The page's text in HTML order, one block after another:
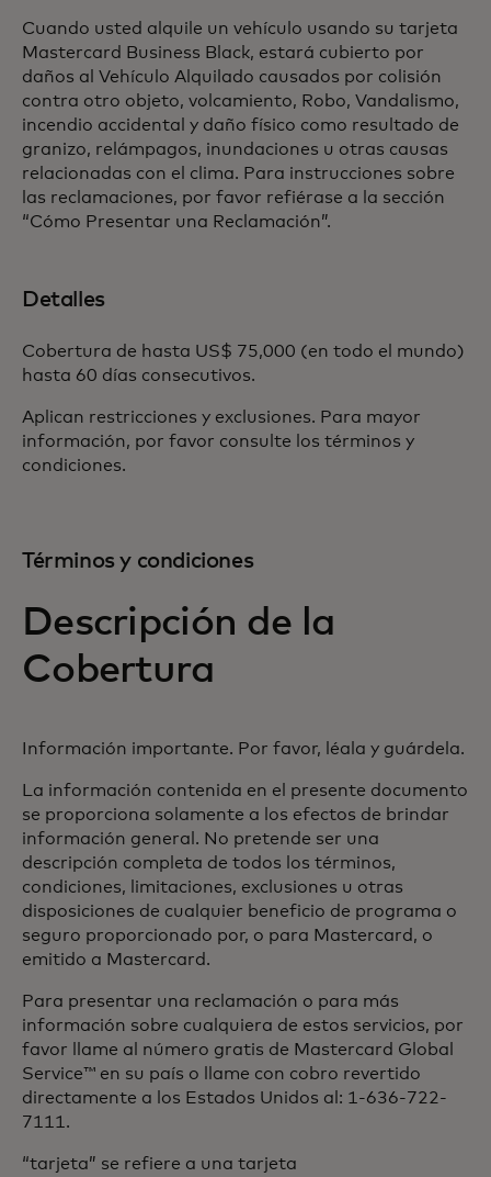
Cuando usted alquile un vehículo usando su tarjeta
Mastercard Business Black, estará cubierto por
daños al Vehículo Alquilado causados por colisión
contra otro objeto, volcamiento, Robo, Vandalismo,
incendio accidental y daño físico como resultado de
granizo, relámpagos, inundaciones u otras causas
relacionadas con el clima. Para instrucciones sobre
las reclamaciones, por favor refiérase a la sección
“Cómo Presentar una Reclamación”.
Detalles
Cobertura de hasta US$ 75,000 (en todo el mundo)
hasta 60 días consecutivos.
Aplican restricciones y exclusiones. Para mayor
información, por favor consulte los términos y
condiciones.
Términos y condiciones
Descripción de la
Cobertura
Información importante. Por favor, léala y guárdela.
La información contenida en el presente documento
se proporciona solamente a los efectos de brindar
información general. No pretende ser una
descripción completa de todos los términos,
condiciones, limitaciones, exclusiones u otras
disposiciones de cualquier beneficio de programa o
seguro proporcionado por, o para Mastercard, o
emitido a Mastercard.
Para presentar una reclamación o para más
información sobre cualquiera de estos servicios, por
favor llame al número gratis de Mastercard Global
Service™ en su país o llame con cobro revertido
directamente a los Estados Unidos al: 1-636-722-
7111.
“tarjeta” se refiere a una tarjeta